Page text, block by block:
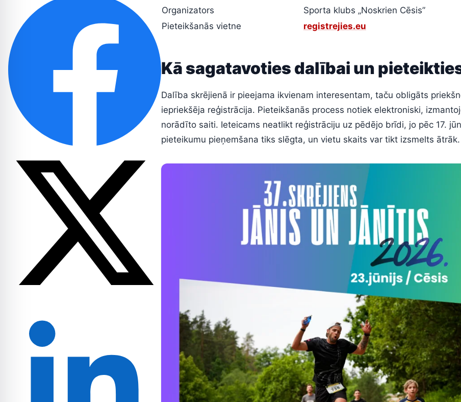
Organizators
Sporta klubs „Noskrien Cēsis”
Pieteikšanās vietne
registrejies.eu
Kā sagatavoties dalībai un
Dalība skrējienā ir pieejama ikvienam interesentam, taču obligāts
iepriekšēja reģistrācija. Pieteikšanās process notiek elektroniski,
norādīto saiti. Ieteicams neatlikt reģistrāciju uz pēdējo brīdi, jo pēc 17.
pieteikumu pieņemšana tiks slēgta, un vietu skaits var tikt izsmelts ātrāk.